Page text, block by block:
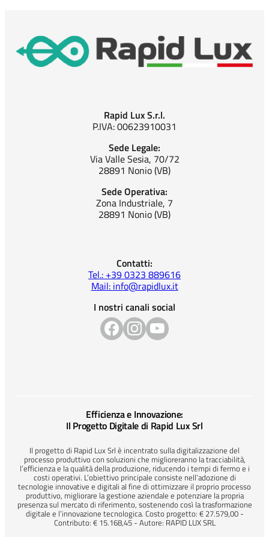
Rapid Lux S.r.l.
P.IVA: 00623910031
Sede Legale:
Via Valle Sesia, 70/72
28891 Nonio (VB)
Sede Operativa:
Zona Industriale, 7
28891 Nonio (VB)
Contatti:
Tel.: +39 0323 889616
Mail: info@rapidlux.it
I nostri canali social
Efficienza e Innovazione:
Il Progetto Digitale di Rapid Lux Srl
Il progetto di Rapid Lux Srl è incentrato sulla digitalizzazione del
processo produttivo con soluzioni che miglioreranno la tracciabilità,
l’efficienza e la qualità della produzione, riducendo i tempi di fermo e i
costi operativi. L’obiettivo principale consiste nell’adozione di
tecnologie innovative e digitali al fine di ottimizzare il proprio processo
produttivo, migliorare la gestione aziendale e potenziare la propria
presenza sul mercato di riferimento, sostenendo così la trasformazione
digitale e l’innovazione tecnologica. Costo progetto: € 27.579,00 -
Contributo: € 15.168,45 - Autore: RAPID LUX SRL